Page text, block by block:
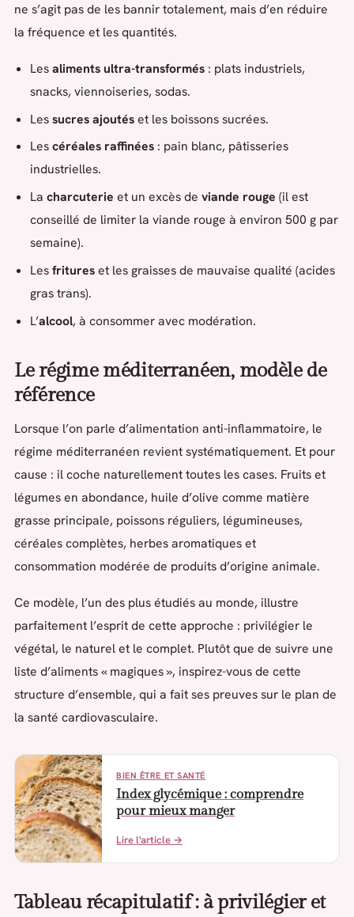
ne s’agit pas de les bannir totalement, mais d’en réduire
la fréquence et les quantités.
Lesaliments ultra-transformés : plats industriels,
snacks, viennoiseries, sodas.
Lessucres ajoutéset les boissons sucrées.
Lescéréales raffinées : pain blanc, pâtisseries
industrielles.
Lacharcuterie et un excès deviande rouge (il est
conseillé de limiter la viande rouge à environ 500 g par
semaine).
Lesfritureset les graisses de mauvaise qualité (acides
gras trans).
L’alcool, à consommer avec modération.
Le régime méditerranéen, modèle de
référence
Lorsque l’on parle d’alimentation anti-inflammatoire, le
régime méditerranéen revient systématiquement. Et pour
cause : il coche naturellement toutes les cases. Fruits et
légumes en abondance, huile d’olive comme matière
grasse principale, poissons réguliers, légumineuses,
céréales complètes, herbes aromatiques et
consommation modérée de produits d’origine animale.
Ce modèle, l’un des plus étudiés au monde, illustre
parfaitement l’esprit de cette approche : privilégier le
végétal, le naturel et le complet. Plutôt que de suivre une
liste d’aliments « magiques », inspirez-vous de cette
structure d’ensemble, qui a fait ses preuves sur le plan de
la santé cardiovasculaire.
BIEN ÊTRE ET SANTÉ
Index glycémique : comprendre
pour mieux manger
Lire l'article →
Tableau récapitulatif : à privilégier et